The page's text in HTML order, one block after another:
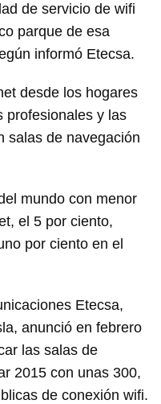
de servicio de wifi
parque de esa
informó Etecsa.
desde los hogares
profesionales y las
salas de navegación
mundo con menor
el 5 por ciento,
por ciento en el
Etecsa,
anunció en febrero
las salas de
2015 con unas 300,
de conexión wifi.